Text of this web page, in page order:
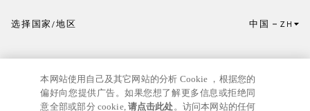
点击此处选择国家/地区和语言。
选择国家/地区 中国 ZH
本网站使用自己及其它网站的分析 Cookie ，根据您的
偏好向您提供广告。如果您想了解更多信息或拒绝同
意全部或部分 cookie,请点击此处。访问本网站的任何